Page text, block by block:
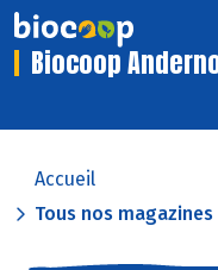
Biocoop
Accueil
Tous nos magazines